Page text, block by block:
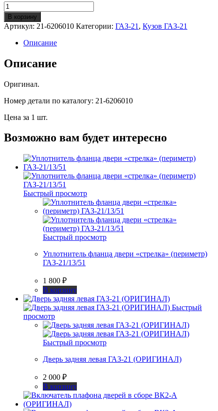
Количество
Петля
задней
двери
верхняя
сборе
правая
(ОРИГИНАЛ)
В корзину
Артикул: 21-6206010 Категории: ГАЗ-21 , Кузов ГАЗ-21
Описание
Описание
Оригинал.
Номер детали по каталогу: 21-6206010
Цена за 1 шт.
Возможно вам будет интересно
Быстрый просмотр
Быстрый просмотр
Уплотнитель фланца двери «стрелка» (периметр)
ГАЗ-21/13/51
1 800 ₽
В корзину
Быстрый
просмотр
Быстрый просмотр
Дверь задняя левая ГАЗ-21 (ОРИГИНАЛ)
2 000 ₽
В корзину